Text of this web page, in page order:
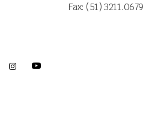
Fax: (51) 3211.0679